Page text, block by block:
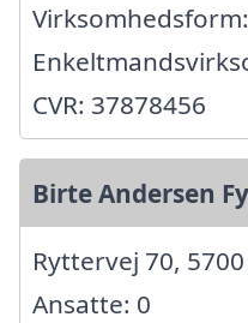
Virksomhedsform:
CVR: 37878456
Birte Andersen
Ryttervej 70,
Ansatte: 0